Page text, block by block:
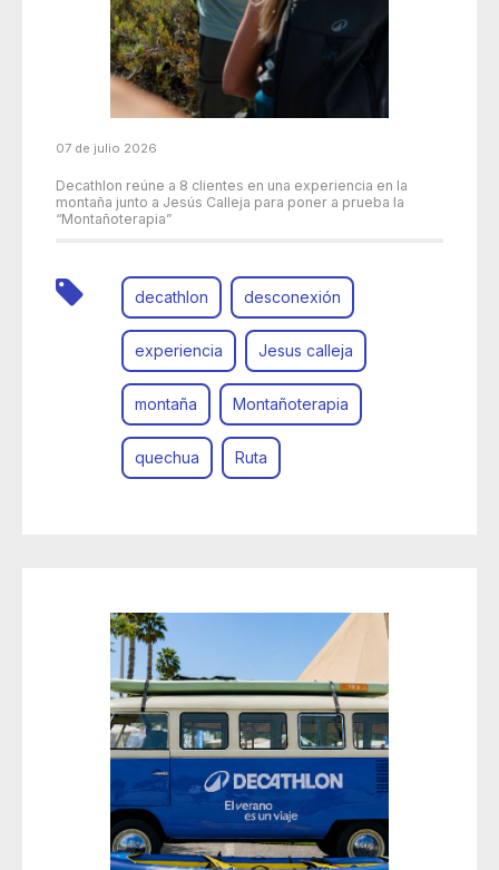
07 de julio 2026
Decathlon reúne a 8 clientes en una experiencia en la
montaña junto a Jesús Calleja para poner a prueba la
“Montañoterapia”
decathlon desconexión
experiencia Jesus calleja
montaña Montañoterapia
quechua Ruta